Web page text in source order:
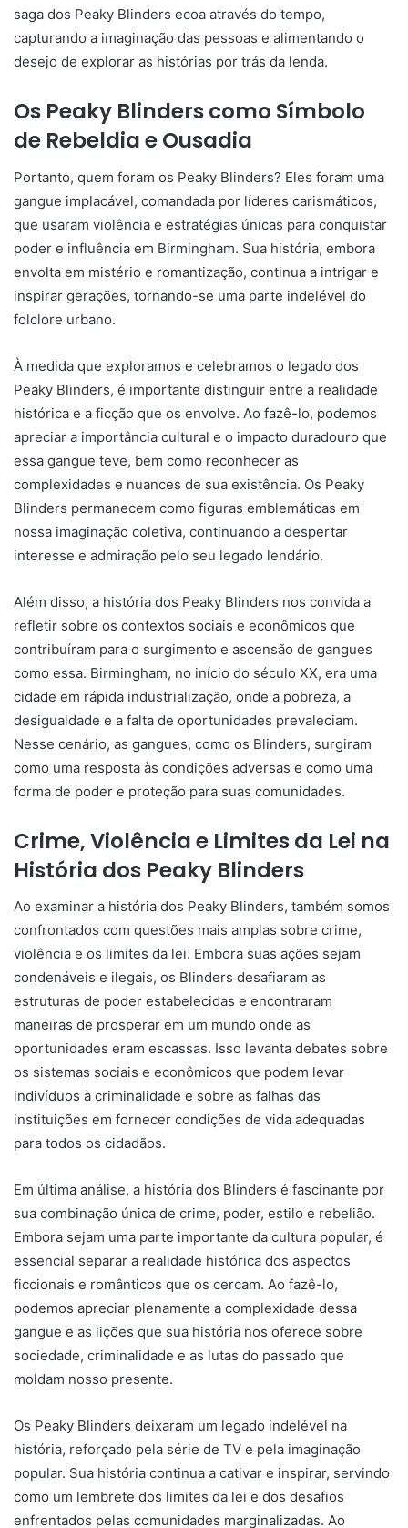
saga dos Peaky Blinders ecoa através do tempo,
capturando a imaginação das pessoas e alimentando o
desejo de explorar as histórias por trás da lenda.
Os Peaky Blinders como Símbolo
de Rebeldia e Ousadia
Portanto, quem foram os Peaky Blinders? Eles foram uma
gangue implacável, comandada por líderes carismáticos,
que usaram violência e estratégias únicas para conquistar
poder e influência em Birmingham. Sua história, embora
envolta em mistério e romantização, continua a intrigar e
inspirar gerações, tornando-se uma parte indelével do
folclore urbano.
À medida que exploramos e celebramos o legado dos
Peaky Blinders, é importante distinguir entre a realidade
histórica e a ficção que os envolve. Ao fazê-lo, podemos
apreciar a importância cultural e o impacto duradouro que
essa gangue teve, bem como reconhecer as
complexidades e nuances de sua existência. Os Peaky
Blinders permanecem como figuras emblemáticas em
nossa imaginação coletiva, continuando a despertar
interesse e admiração pelo seu legado lendário.
Além disso, a história dos Peaky Blinders nos convida a
refletir sobre os contextos sociais e econômicos que
contribuíram para o surgimento e ascensão de gangues
como essa. Birmingham, no início do século XX, era uma
cidade em rápida industrialização, onde a pobreza, a
desigualdade e a falta de oportunidades prevaleciam.
Nesse cenário, as gangues, como os Blinders, surgiram
como uma resposta às condições adversas e como uma
forma de poder e proteção para suas comunidades.
Crime, Violência e Limites da Lei na
História dos Peaky Blinders
Ao examinar a história dos Peaky Blinders, também somos
confrontados com questões mais amplas sobre crime,
violência e os limites da lei. Embora suas ações sejam
condenáveis ​​e ilegais, os Blinders desafiaram as
estruturas de poder estabelecidas e encontraram
maneiras de prosperar em um mundo onde as
oportunidades eram escassas. Isso levanta debates sobre
os sistemas sociais e econômicos que podem levar
indivíduos à criminalidade e sobre as falhas das
instituições em fornecer condições de vida adequadas
para todos os cidadãos.
Em última análise, a história dos Blinders é fascinante por
sua combinação única de crime, poder, estilo e rebelião.
Embora sejam uma parte importante da cultura popular, é
essencial separar a realidade histórica dos aspectos
ficcionais e românticos que os cercam. Ao fazê-lo,
podemos apreciar plenamente a complexidade dessa
gangue e as lições que sua história nos oferece sobre
sociedade, criminalidade e as lutas do passado que
moldam nosso presente.
Os Peaky Blinders deixaram um legado indelével na
história, reforçado pela série de TV e pela imaginação
popular. Sua história continua a cativar e inspirar, servindo
como um lembrete dos limites da lei e dos desafios
enfrentados pelas comunidades marginalizadas. Ao